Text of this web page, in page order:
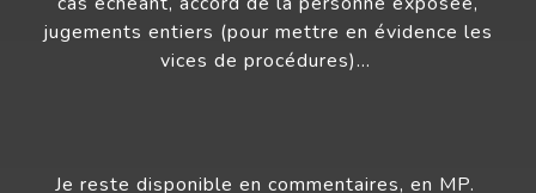
jugements entiers (pour mettre en évidence les
vices de procédures)…
Je reste disponible en commentaires, en MP.